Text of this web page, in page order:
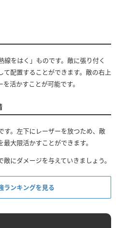
線をはく」ものです。敵に張り付く
て配置することができます。敵の右上
活かすことが可能です。
す。左下にレーザーを放つため、敵
大限活かすことができます。
にダメージを与えていきましょう。
ランキングを見る